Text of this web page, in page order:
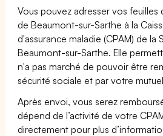
Vous pouvez adresser vos feuilles
de Beaumont-sur-Sarthe à la
d'assurance maladie (CPAM) de la
Beaumont-sur-Sarthe. Elle
n'a pas marché de pouvoir être
sécurité sociale et par votre
Après envoi, vous serez
dépend de l’activité de votre
directement pour plus